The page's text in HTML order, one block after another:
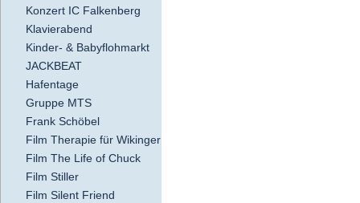
Konzert IC Falkenberg
Klavierabend
Kinder- & Babyflohmarkt
JACKBEAT
Hafentage
Gruppe MTS
Frank Schöbel
Film Therapie für Wikinger
Film The Life of Chuck
Film Stiller
Film Silent Friend